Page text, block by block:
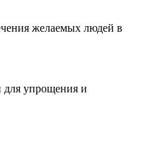
желаемых людей в
для упрощения и